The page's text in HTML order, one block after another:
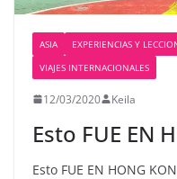
ASIA EXPERIENCIAS Y
VIAJES INTERNACIONALES
12/03/2020 Keila
Esto FUE EN
Esto FUE EN HONG